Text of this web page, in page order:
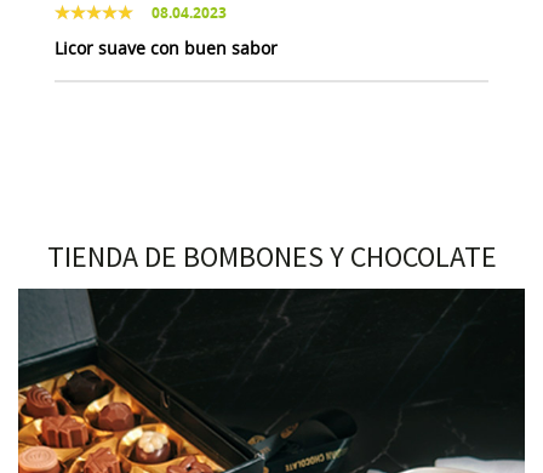
08.04.2023
Licor suave con buen sabor
TIENDA DE BOMBONES Y CHOCOLATE